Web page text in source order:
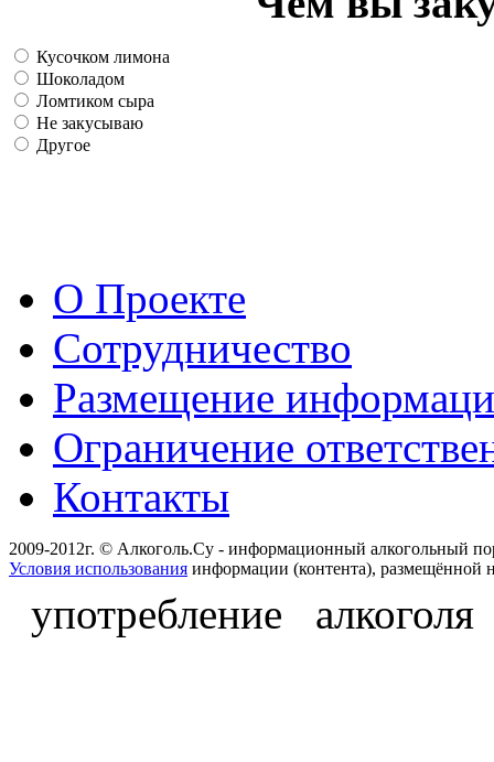
Кусочком лимона
Шоколадом
Ломтиком сыра
Не закусываю
Другое
О Проекте
Сотрудничество
Размещение
Ограничение
Контакты
2009-2012г. © Алкоголь.Су - информационный алкогольный
Условия использования информации (контента), размещённой
употребление